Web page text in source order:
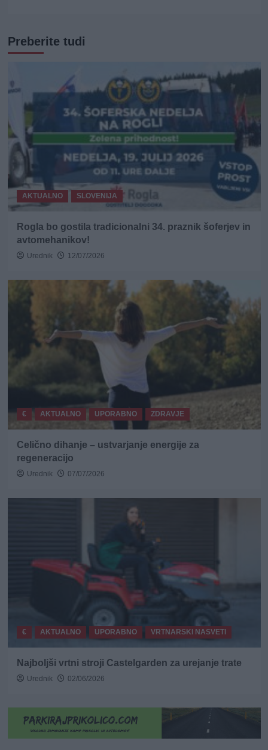
Preberite tudi
AKTUALNO SLOVENIJA
Rogla bo gostila tradicionalni 34. praznik šoferjev in
avtomehanikov!
Urednik 12/07/2026
€ AKTUALNO UPORABNO ZDRAVJE
Celično dihanje – ustvarjanje energije za
regeneracijo
Urednik 07/07/2026
€ AKTUALNO UPORABNO VRTNARSKI NASVETI
Najboljši vrtni stroji Castelgarden za urejanje trate
Urednik 02/06/2026